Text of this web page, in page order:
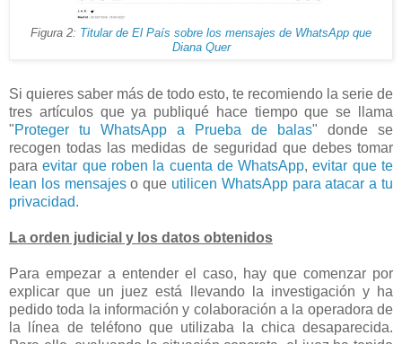
Figura 2: Titular de El País sobre los mensajes de WhatsApp que
Diana Quer
Si quieres saber más de todo esto, te recomiendo la serie de
tres artículos que ya publiqué hace tiempo que se llama
"Proteger tu WhatsApp a Prueba de balas" donde se
recogen todas las medidas de seguridad que debes tomar
paraevitar que roben la cuenta de WhatsApp,evitar que te
lean los mensajeso que utilicen WhatsApp para atacar a tu
privacidad.
La orden judicial y los datos obtenidos
Para empezar a entender el caso, hay que comenzar por
explicar que un juez está llevando la investigación y ha
pedido toda la información y colaboración a la operadora de
la línea de teléfono que utilizaba la chica desaparecida.